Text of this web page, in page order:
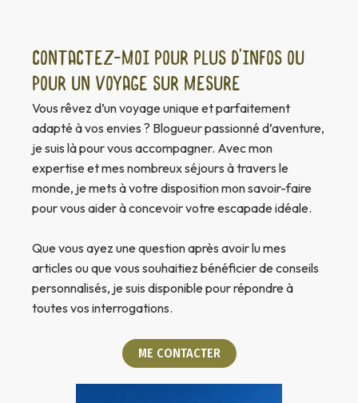
Contactez-moi pour plus d’infos ou
pour un voyage sur mesure
Vous rêvez d’un voyage unique et parfaitement
adapté à vos envies ? Blogueur passionné d’aventure,
je suis là pour vous accompagner. Avec mon
expertise et mes nombreux séjours à travers le
monde, je mets à votre disposition mon savoir-faire
pour vous aider à concevoir votre escapade idéale.
Que vous ayez une question après avoir lu mes
articles ou que vous souhaitiez bénéficier de conseils
personnalisés, je suis disponible pour répondre à
toutes vos interrogations.
ME CONTACTER